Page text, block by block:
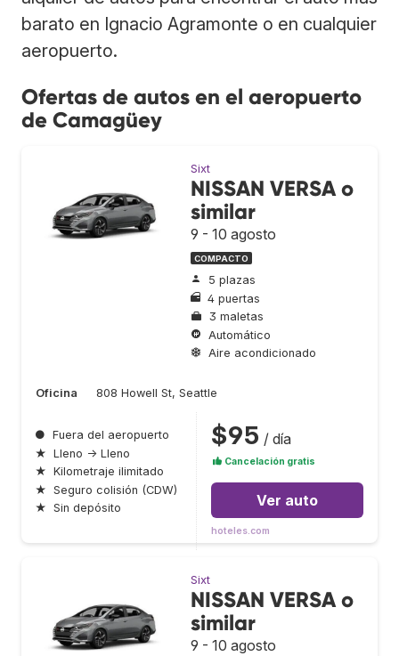
barato en Ignacio Agramonte o en cualquier
aeropuerto.
Ofertas de autos en el aeropuerto
de Camagüey
Sixt
NISSAN VERSA o
similar
9 - 10 agosto
COMPACTO
5 plazas
4 puertas
3 maletas
Automático
Aire acondicionado
Oficina 808 Howell St, Seattle
● Fuera del aeropuerto
★ Lleno → Lleno
★ Kilometraje ilimitado
★ Seguro colisión (CDW)
★ Sin depósito
$95 / día
Cancelación gratis
Ver auto
hoteles.com
Sixt
NISSAN VERSA o
similar
9 - 10 agosto